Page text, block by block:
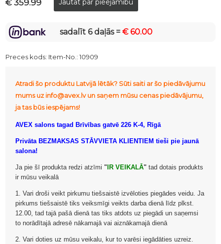
€ 359.99
sadalīt 6 daļās =€ 60.00
Preces kods: Item-No.: 10909
Atradi šo produktu Latvijā lētāk? Sūti saiti ar šo piedāvājumu
mums uz info@avex.lv un saņem mūsu cenas piedāvājumu,
ja tas būs iespējams!
AVEX salons tagad Brīvības gatvē 226 K-4, Rīgā
Privāta BEZMAKSAS STĀVVIETA KLIENTIEM tieši pie jaunā
salona!
Ja pie šī produkta redzi atzīmi " IR VEIKALĀ" tad dotais produkts
ir mūsu veikalā
1. Vari droši veikt pirkumu tiešsaistē izvēloties piegādes veidu. Ja
pirkums tiešsaistē tiks veiksmīgi veikts darba dienā līdz plkst.
12.00, tad tajā pašā dienā tas tiks atdots uz piegādi un saņemsi
to norādītajā adresē nākamajā vai aiznākamajā dienā
2. Vari doties uz mūsu veikalu, kur to varēsi iegādāties uzreiz.